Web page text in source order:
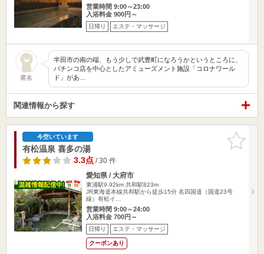
営業時間 9:00～23:00
入浴料金 900円～
日帰り エステ・マッサージ
匿名
半田市の南の端、もう少しで武豊町になろうかというところに、
パチンコ店を中心としたアミューズメント施設「コロナワール
ド」があ…
関連情報から探す
お気に入
りに追加
今空いています
有松温泉 喜多の湯
3.3点/ 30 件
愛知県 / 大府市
東浦駅9.92km 共和駅823m
JR東海道本線共和駅から徒歩15分 名四国道（国道23号
線）有松イ…
営業時間 9:00～24:00
入浴料金 700円～
日帰り エステ・マッサージ
クーポンあり